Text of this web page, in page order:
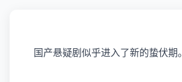
国产悬疑剧似乎进入了新的蛰伏期。